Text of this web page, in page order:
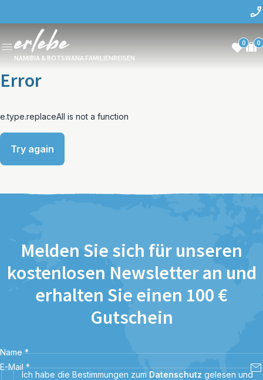
NAMIBIA & BOTSWANA FAMILIENREISEN
0 0
Error
e.type.replaceAll is not a function
Try again
Melden Sie sich für unseren
kostenlosen Newsletter an und
erhalten Sie einen 100 €
Gutschein
Name *
E-Mail *
Ich habe die Bestimmungen zum Datenschutz gelesen und